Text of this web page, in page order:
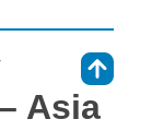
Asia